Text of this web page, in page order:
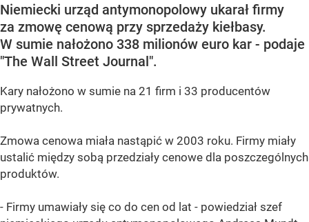
Niemiecki urząd antymonopolowy ukarał firmy
za zmowę cenową przy sprzedaży kiełbasy.
W sumie nałożono 338 milionów euro kar - podaje
"The Wall Street Journal".
Kary nałożono w sumie na 21 firm i 33 producentów
prywatnych.
Zmowa cenowa miała nastąpić w 2003 roku. Firmy miały
ustalić między sobą przedziały cenowe dla poszczególnych
produktów.
- Firmy umawiały się co do cen od lat - powiedział szef